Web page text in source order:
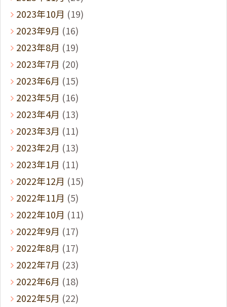
2023年10月 (19)
2023年9月 (16)
2023年8月 (19)
2023年7月 (20)
2023年6月 (15)
2023年5月 (16)
2023年4月 (13)
2023年3月 (11)
2023年2月 (13)
2023年1月 (11)
2022年12月 (15)
2022年11月 (5)
2022年10月 (11)
2022年9月 (17)
2022年8月 (17)
2022年7月 (23)
2022年6月 (18)
2022年5月 (22)